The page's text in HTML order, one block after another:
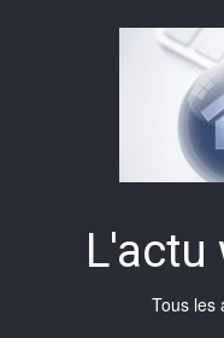
L'actu
Tous les